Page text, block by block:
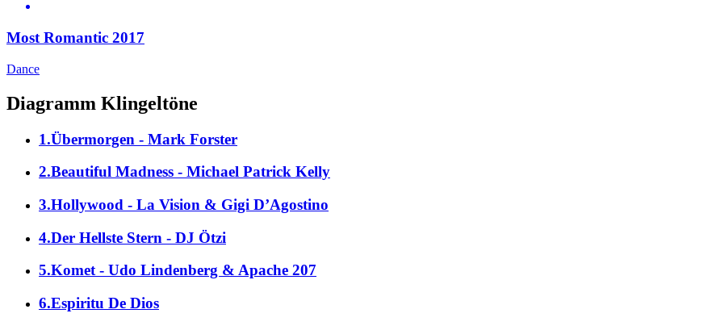
Most Romantic 2017
Dance
Diagramm Klingeltöne
1.Übermorgen - Mark Forster
2.Beautiful Madness - Michael Patrick Kelly
3.Hollywood - La Vision & Gigi D’Agostino
4.Der Hellste Stern - DJ Ötzi
5.Komet - Udo Lindenberg & Apache 207
6.Espiritu De Dios